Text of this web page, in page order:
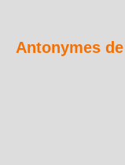
Antonymes de